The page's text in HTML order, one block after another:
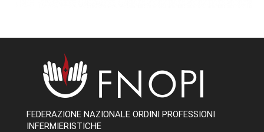
FEDERAZIONE NAZIONALE ORDINI PROFESSIONI
INFERMIERISTICHE